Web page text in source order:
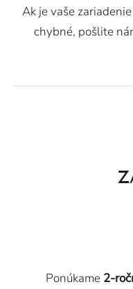
Ak je vaše
chybné, pošlite
Ponúkame 2-